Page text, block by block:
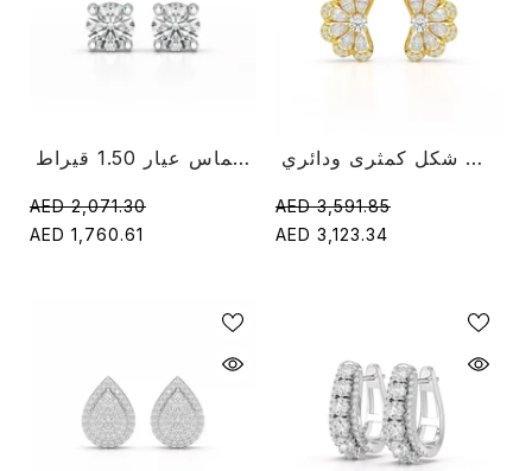
أقراط مرصعة بالألماس عيار 1.50 قيراط
AED 2,071.30
AED 1,760.61
حلق على شكل زهرة 1.05 قيراط مرصع بألماس مختبر على شكل كمثرى ودائري
AED 3,591.85
AED 3,123.34